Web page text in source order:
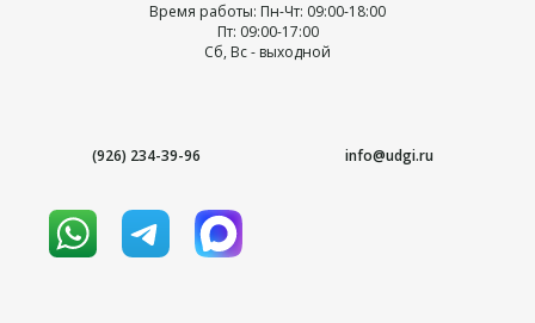
Время работы: Пн-Чт: 09:00-18:00
Пт: 09:00-17:00
Сб, Вс - выходной
(926) 234-39-96 info@udgi.ru